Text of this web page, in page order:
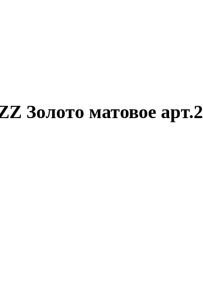
Золото матовое